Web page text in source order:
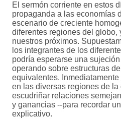
El sermón corriente en estos
propaganda a las economías
escenario de creciente
diferentes regiones del globo,
nuestros próximos.
los integrantes de los
podría esperarse una
operando sobre estructuras
equivalentes.
en las diversas regiones de
escudriñar relaciones
y ganancias --para recordar
explicativo.